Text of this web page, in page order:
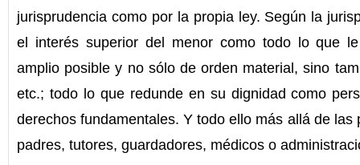
jurisprudencia como por la propia ley. Según la
el interés superior del menor como todo lo que
amplio posible y no sólo de orden material, sino
etc.; todo lo que redunde en su dignidad como
derechos fundamentales. Y todo ello más allá de
padres, tutores, guardadores, médicos o